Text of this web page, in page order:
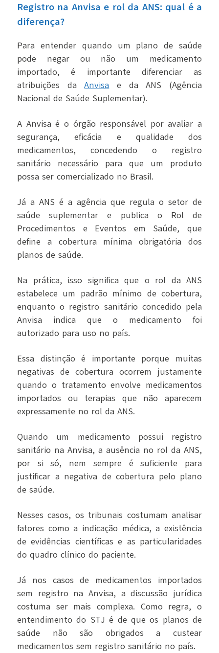
Registro na Anvisa e rol da ANS: qual é a
diferença?
Para entender quando um plano de saúde
pode negar ou não um medicamento
importado, é importante diferenciar as
atribuições daAnvisa e da ANS (Agência
Nacional de Saúde Suplementar).
A Anvisa é o órgão responsável por avaliar a
segurança, eficácia e qualidade dos
medicamentos, concedendo o registro
sanitário necessário para que um produto
possa ser comercializado no Brasil.
Já a ANS é a agência que regula o setor de
saúde suplementar e publica o Rol de
Procedimentos e Eventos em Saúde, que
define a cobertura mínima obrigatória dos
planos de saúde.
Na prática, isso significa que o rol da ANS
estabelece um padrão mínimo de cobertura,
enquanto o registro sanitário concedido pela
Anvisa indica que o medicamento foi
autorizado para uso no país.
Essa distinção é importante porque muitas
negativas de cobertura ocorrem justamente
quando o tratamento envolve medicamentos
importados ou terapias que não aparecem
expressamente no rol da ANS.
Quando um medicamento possui registro
sanitário na Anvisa, a ausência no rol da ANS,
por si só, nem sempre é suficiente para
justificar a negativa de cobertura pelo plano
de saúde.
Nesses casos, os tribunais costumam analisar
fatores como a indicação médica, a existência
de evidências científicas e as particularidades
do quadro clínico do paciente.
Já nos casos de medicamentos importados
sem registro na Anvisa, a discussão jurídica
costuma ser mais complexa. Como regra, o
entendimento do STJ é de que os planos de
saúde não são obrigados a custear
medicamentos sem registro sanitário no país.